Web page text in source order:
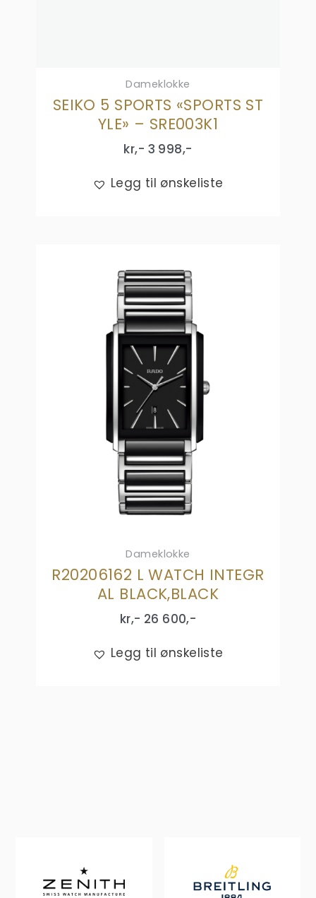
Dameklokke
SEIKO 5 SPORTS «SPORTS ST
YLE» – SRE003K1
kr,- 3 998,-
Legg til ønskeliste
Dameklokke
R20206162 L WATCH INTEGR
AL BLACK,BLACK
kr,- 26 600,-
Legg til ønskeliste